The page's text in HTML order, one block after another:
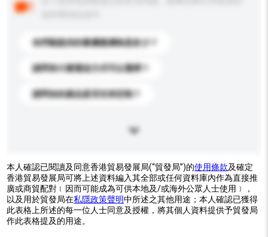
你們能提供的最優惠價格是多少？
請問有什麼運送方式可以選擇？
請問你的產品是否支持定制？
本人確認已閱讀及同意香港貿易發展局(“貿發局”)的使用條款及確定
香港貿易發展局可將上述資料編入其全部或任何資料庫內作為直接推
廣或商貿配對﹝因而可能成為可供本地及/或海外公眾人士使用﹞，
以及用於貿發局在私隱政策聲明中所述之其他用途；本人確認已獲得
此表格上所述的每一位人士同意及授權，將其個人資料提供予貿發局
作此表格提及的用途。